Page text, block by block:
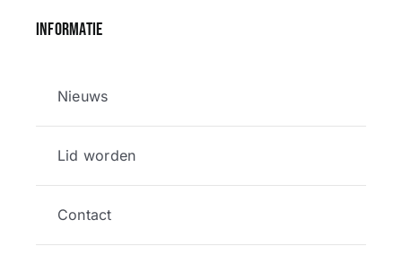
Informatie
Nieuws
Lid worden
Contact